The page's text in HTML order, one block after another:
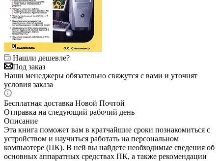
Нашли дешевле?
Под заказ
Наши менеджеры обязательно свяжутся с вами и уточнят
условия заказа
Бесплатная доставка Новой Почтой
Отправка на следующий рабочий день
Описание
Эта книга поможет вам в кратчайшие сроки познакомиться с
устройством и научиться работать на персональном
компьютере (ПК). В ней вы найдете необходимые сведения об
основных аппаратных средствах ПК, а также рекомендации